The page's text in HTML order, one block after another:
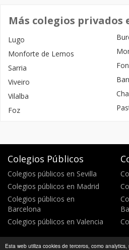
Esta web utiliza cookies de terceros, como analytics,
Más colegios privados
Lugo
Monforte de Lemos
Sarria
Viveiro
Vilalba
Foz
Colegios Públicos
Colegios públicos en Sevilla
Colegios públicos en Madrid
Colegios públicos en
Barcelona
Colegios públicos en Valencia